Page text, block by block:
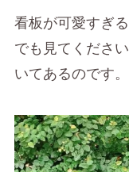
看板が可愛すぎる
でも見てくださ
いてあるのです